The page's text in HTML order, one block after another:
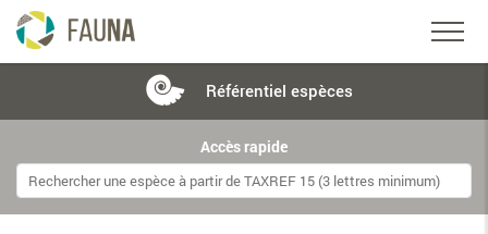
Référentiel espèces
Accès rapide